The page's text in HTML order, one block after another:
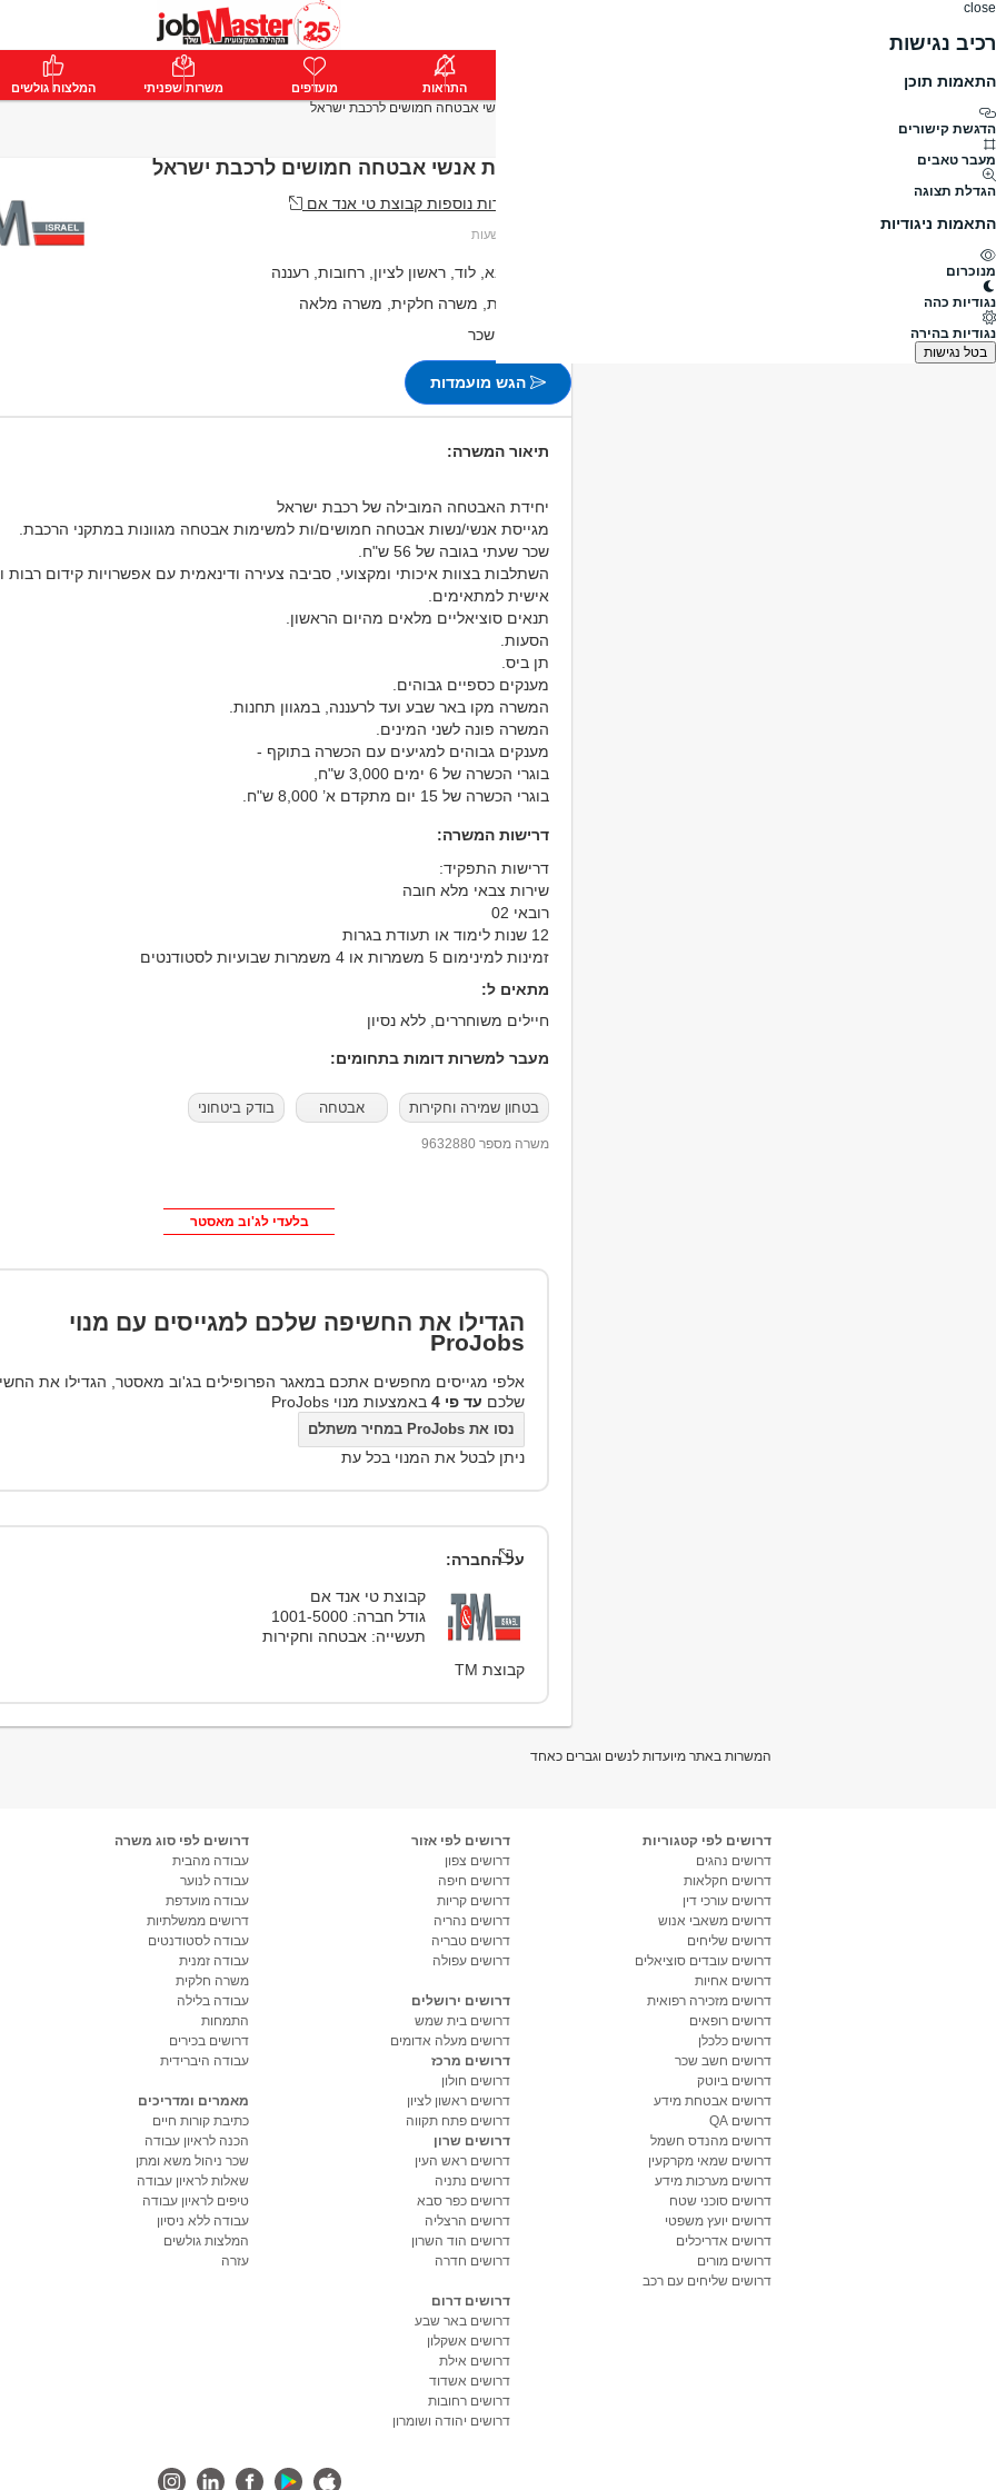
close
רכיב נגישות
התאמות תוכן
הדגשת קישורים
מעבר טאבים
הגדלת תצוגה
התאמות ניגודיות
מנוכרום
נגודיות כהה
נגודיות בהירה
בטל נגישות
פרימיום התחבר התראות מועדפים משרות שפניתי המלצות גולשים
דרושים/ות אנשי אבטחה חמושים לרכבת ישראל
דרושים/ות אנשי אבטחה חמושים לרכבת ישראל
מעבר למשרות נוספות קבוצת טי אנד אם
כפר סבא, לוד, ראשון לציון, רחובות, רעננה
משמרות, משרה חלקית, משרה מלאה
לא צוין שכר
הגש מועמדות
תיאור המשרה:
יחידת האבטחה המובילה של רכבת ישראל
מגייסת אנשי/נשות אבטחה חמושים/ות למשימות אבטחה מגוונות במתקני הרכבת.
שכר שעתי בגובה של 56 ש"ח.
השתלבות בצוות איכותי ומקצועי, סביבה צעירה ודינאמית עם אפשרויות קידום רבות
אישית למתאימים.
תנאים סוציאליים מלאים מהיום הראשון.
הסעות.
תן ביס.
מענקים כספיים גבוהים.
המשרה מקו באר שבע ועד לרעננה, במגוון תחנות.
המשרה פונה לשני המינים.
מענקים גבוהים למגיעים עם הכשרה בתוקף -
בוגרי הכשרה של 6 ימים 3,000 ש"ח,
בוגרי הכשרה של 15 יום מתקדם א’ 8,000 ש"ח.
דרישות המשרה:
דרישות התפקיד:
שירות צבאי מלא חובה
רובאי 02
12 שנות לימוד או תעודת בגרות
זמינות למינימום 5 משמרות או 4 משמרות שבועיות לסטודנטים
מתאים ל:
חיילים משוחררים, ללא נסיון
מעבר למשרות דומות בתחומים:
בטחון שמירה וחקירות אבטחה בודק ביטחוני
משרה מספר 9632880
בלעדי לג'וב מאסטר
הגדילו את החשיפה שלכם למגייסים עם מנוי
ProJobs
אלפי מגייסים מחפשים אתכם במאגר הפרופילים בג'וב מאסטר, הגדילו את
שלכם עד פי 4 באמצעות מנוי ProJobs
נסו את ProJobs במחיר משתלם
ניתן לבטל את המנוי בכל עת
על החברה:
קבוצת טי אנד אם
גודל חברה: 1001-5000
תעשייה: אבטחה וחקירות
קבוצת TM
המשרות באתר מיועדות לנשים וגברים כאחד
דרושים לפי קטגוריות
דרושים נהגים
דרושים חקלאות
דרושים עורכי דין
דרושים משאבי אנוש
דרושים שליחים
דרושים עובדים סוציאלים
דרושים אחיות
דרושים מזכירה רפואית
דרושים רופאים
דרושים כלכלן
דרושים חשב שכר
דרושים ביוטק
דרושים אבטחת מידע
דרושים QA
דרושים מהנדס חשמל
דרושים שמאי מקרקעין
דרושים מערכות מידע
דרושים סוכני שטח
דרושים יועץ משפטי
דרושים אדריכלים
דרושים מורים
דרושים שליחים עם רכב
דרושים לפי אזור
דרושים צפון
דרושים חיפה
דרושים קריות
דרושים נהריה
דרושים טבריה
דרושים עפולה
דרושים ירושלים
דרושים בית שמש
דרושים מעלה אדומים
דרושים מרכז
דרושים חולון
דרושים ראשון לציון
דרושים פתח תקווה
דרושים שרון
דרושים ראש העין
דרושים נתניה
דרושים כפר סבא
דרושים הרצליה
דרושים הוד השרון
דרושים חדרה
דרושים דרום
דרושים באר שבע
דרושים אשקלון
דרושים אילת
דרושים אשדוד
דרושים רחובות
דרושים יהודה ושומרון
דרושים לפי סוג משרה
עבודה מהבית
עבודה לנוער
עבודה מועדפת
דרושים ממשלתיות
עבודה לסטודנטים
עבודה זמנית
משרה חלקית
עבודה בלילה
התמחות
דרושים בכירים
עבודה היברידית
מאמרים ומדריכים
כתיבת קורות חיים
הכנה לראיון עבודה
שכר ניהול משא ומתן
שאלות לראיון עבודה
טיפים לראיון עבודה
עבודה ללא ניסיון
המלצות גולשים
עזרה